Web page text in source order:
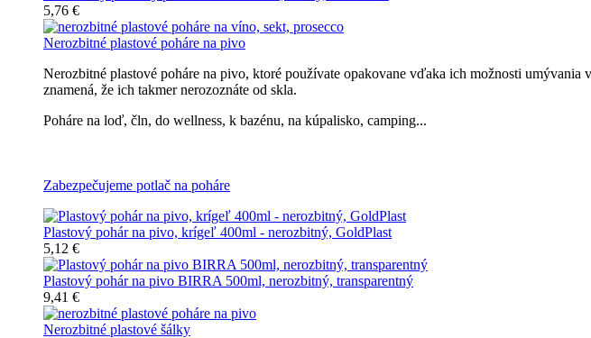
5,76 €
Nerozbitné plastové poháre na pivo
Nerozbitné plastové poháre na pivo, ktoré používate opakovane vďaka ich možnosti
znamená, že ich takmer nerozoznáte od skla.
Poháre na loď, čln, do wellness, k bazénu, na kúpalisko, camping...
Zabezpečujeme potlač na poháre
Plastový pohár na pivo, krígeľ 400ml - nerozbitný, GoldPlast
5,12 €
Plastový pohár na pivo BIRRA 500ml, nerozbitný, transparentný
9,41 €
Nerozbitné plastové šálky